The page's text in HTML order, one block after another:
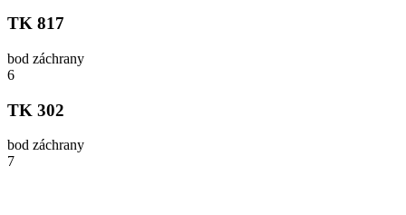
TK 817
bod záchrany
6
TK 302
bod záchrany
7